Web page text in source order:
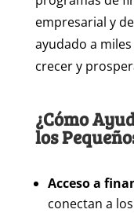
empresarial y
ayudado a
crecer y
¿Cómo
los
Acceso a
conectan a